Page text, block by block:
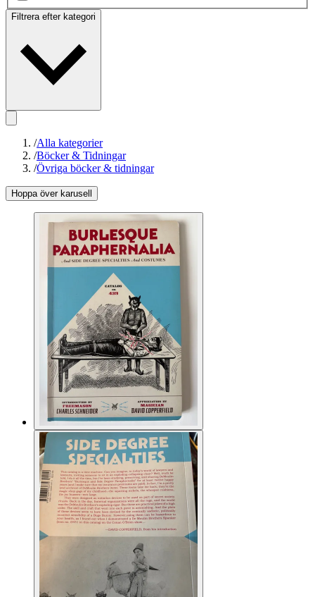
Filtrera efter kategori
/Alla kategorier
/Böcker & Tidningar
/Övriga böcker & tidningar
Hoppa över karusell